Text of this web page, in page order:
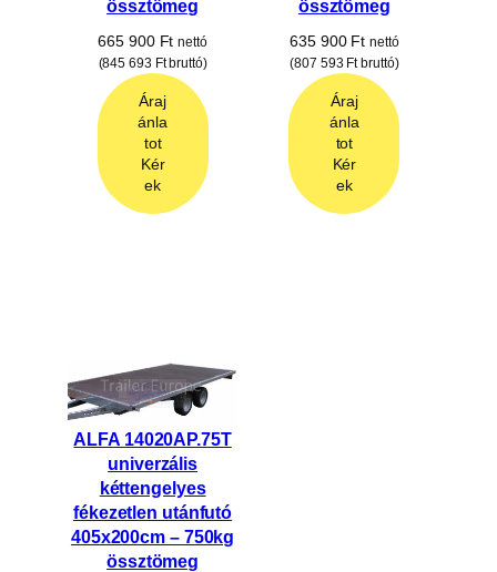
össztömeg
665 900 Ft nettó
(845 693 Ftbruttó)
Áraj
ánla
tot
Kér
ek
össztömeg
635 900 Ft nettó
(807 593 Ftbruttó)
Áraj
ánla
tot
Kér
ek
ALFA 14020AP.75T
univerzális
kéttengelyes
fékezetlen utánfutó
405x200cm – 750kg
össztömeg